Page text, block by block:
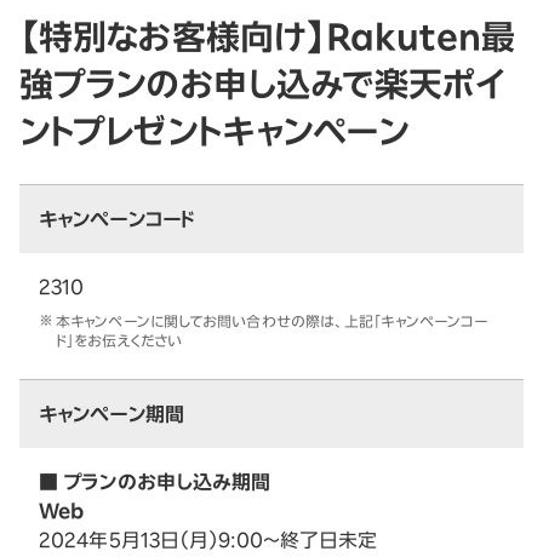
【特別なお客様向け】Rakuten最
強プランのお申し込みで楽天ポイ
ントプレゼントキャンペーン
キャンペーンコード
2310
本キャンペーンに関してお問い合わせの際は、上記「キャンペーンコー
ド」をお伝えください
キャンペーン期間
■ プランのお申し込み期間
Web
2024年5月13日（月）9:00～終了日未定